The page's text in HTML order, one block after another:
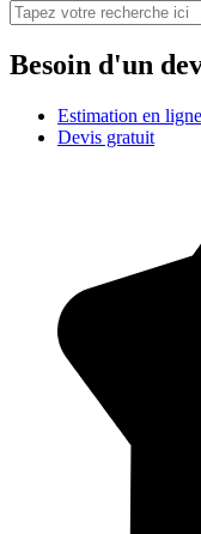
Besoin d'un
Estimation en
Devis gratuit